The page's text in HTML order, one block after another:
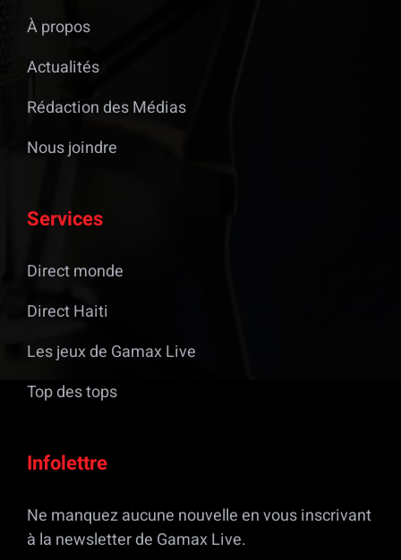
À propos
Actualités
Rédaction des Médias
Nous joindre
Services
Direct monde
Direct Haiti
Les jeux de Gamax Live
Top des tops
Infolettre
Ne manquez aucune nouvelle en vous inscrivant
à la newsletter de Gamax Live.